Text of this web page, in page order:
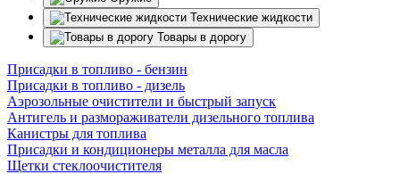
Технические жидкости
Товары в дорогу
Присадки в топливо - бензин
Присадки в топливо - дизель
Аэрозольные очистители и быстрый запуск
Антигель и размораживатели дизельного топлива
Канистры для топлива
Присадки и кондиционеры металла для масла
Щетки стеклоочистителя